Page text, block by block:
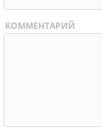
КОММЕНТАРИЙ